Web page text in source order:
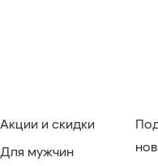
Акции и скидки
Для мужчин